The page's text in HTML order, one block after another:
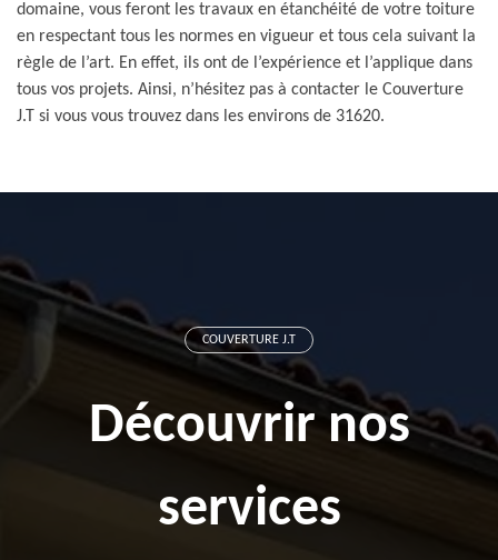
domaine, vous feront les travaux en étanchéité de votre toiture
en respectant tous les normes en vigueur et tous cela suivant la
règle de l’art. En effet, ils ont de l’expérience et l’applique dans
tous vos projets. Ainsi, n’hésitez pas à contacter le Couverture
J.T si vous vous trouvez dans les environs de 31620.
COUVERTURE J.T
Découvrir nos
services